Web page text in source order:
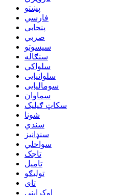
پښتو
فارسي
پنجابي
صربي
سیسوتو
سنګاله
سلواکي
سلوانیایی
سومالیایی
سماوان
سکاټ ګیلیک
شونا
سندي
سنډانیز
سواحلي
تاجک
تامیل
تولیګو
تای
اوکرایني